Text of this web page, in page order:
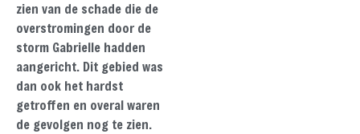
zien van de schade die de
overstromingen door de
storm Gabrielle hadden
aangericht. Dit gebied was
dan ook het hardst
getroffen en overal waren
de gevolgen nog te zien.